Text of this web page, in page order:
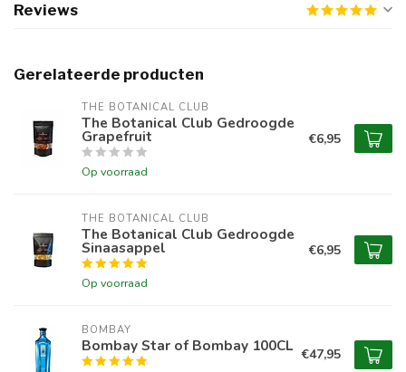
Reviews
Gerelateerde producten
THE BOTANICAL CLUB
The Botanical Club Gedroogde
Grapefruit
Op voorraad
€6,95
THE BOTANICAL CLUB
The Botanical Club Gedroogde
Sinaasappel
Op voorraad
€6,95
BOMBAY
Bombay Star of Bombay 100CL €47,95